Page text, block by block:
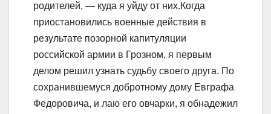
родителей, — куда я уйду от них.Когда
приостановились военные действия в
результате позорной капитуляции
российской армии в Грозном, я первым
делом решил узнать судьбу своего друга. По
сохранившемуся добротному дому Евграфа
Федоровича, и лаю его овчарки, я обнадежил